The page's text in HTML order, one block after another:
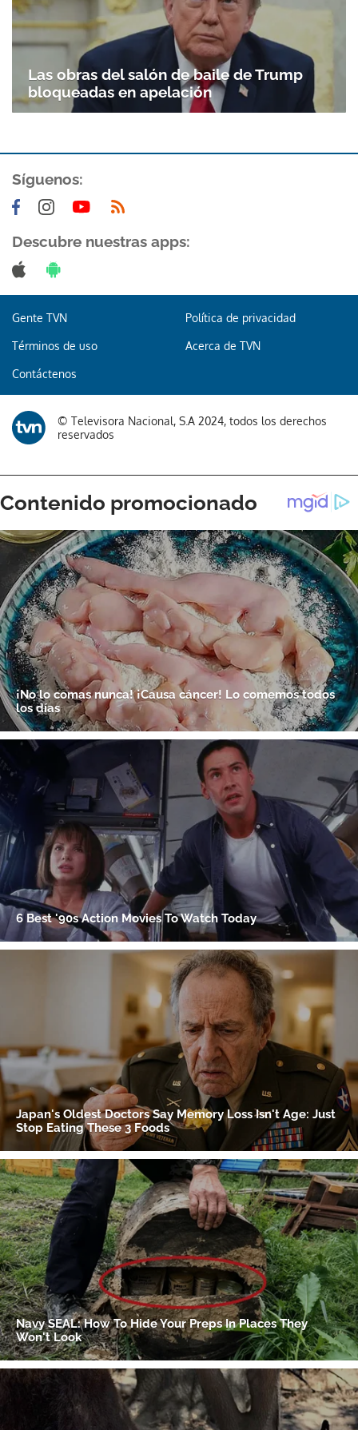
Gracias por suscribirte a nuestro boletín.
ACEPTAR
Las obras del salón de baile de Trump
bloqueadas en apelación
Síguenos:
Descubre nuestras apps:
Gente TVN Política de privacidad
Términos de uso Acerca de TVN
Contáctenos
© Televisora Nacional, S.A 2024, todos los derechos
reservados